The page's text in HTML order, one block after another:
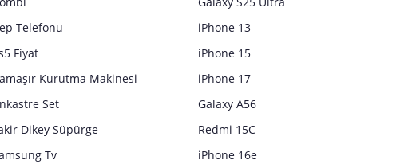
Telefonu
Fiyat
Kurutma Makinesi
Set
Dikey Süpürge
Tv
iPhone 13
iPhone 15
iPhone 17
Galaxy A56
Redmi 15C
iPhone 16e